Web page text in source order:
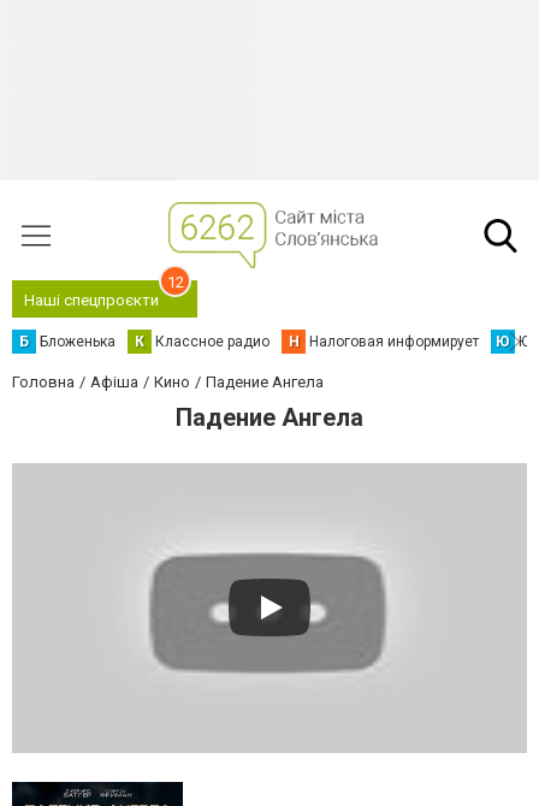
Наші спецпроєкти
12
Б Бложенька К Классное радио Н Налоговая информирует Ю
Головна Афіша Кино Падение Ангела
Падение Ангела